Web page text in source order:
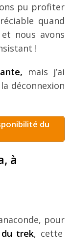
pu profiter
quand
nous avons
!
mais j’ai
déconnexion
du
à
pour
trek, cette